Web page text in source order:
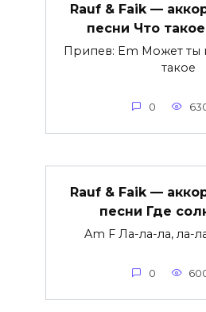
Rauf & Faik —
песни Что
Припев: Em Может ты
такое
0
Rauf & Faik —
песни Где
Am F Ла-ла-ла, ла-
0